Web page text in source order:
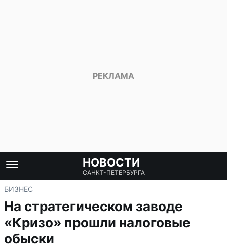
НОВОСТИ
САНКТ-ПЕТЕРБУРГА
БИЗНЕС
На стратегическом заводе
«Кризо» прошли налоговые
обыски